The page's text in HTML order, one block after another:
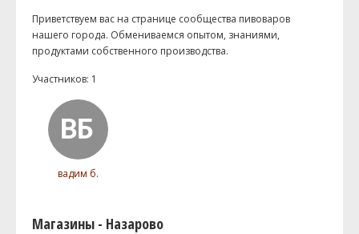
Приветствуем ваc на странице сообщества пивоваров
нашего города. Обмениваемся опытом, знаниями,
продуктами собственного производства.
Участников: 1
вадим б.
Магазины - Назарово